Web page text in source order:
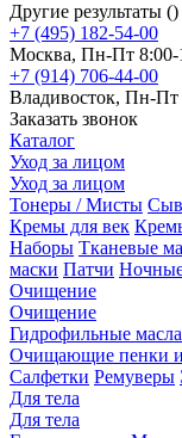
Другие результаты ()
+7 (495) 182-54-00
Москва, Пн-Пт 8:00-
+7 (914) 706-44-00
Владивосток, Пн-Пт
Заказать звонок
Каталог
Уход за лицом
Уход за лицом
Тонеры / Мисты
Кремы для век
Наборы Тканевые
маски Патчи
Очищение
Очищение
Гидрофильные масла
Очищающие пенки и
Салфетки Ремуверы
Для тела
Для тела